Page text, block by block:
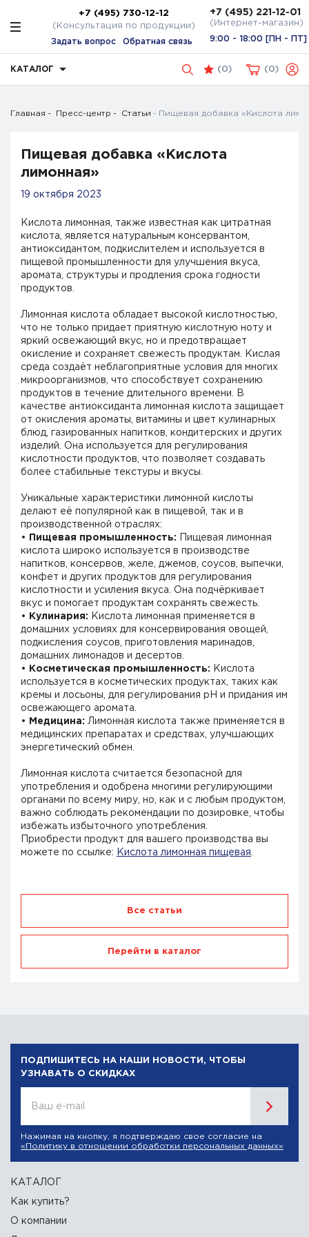
+7 (495) 730-12-12
(Консультация по продукции)
Задать вопрос Обратная связь
+7 (495) 221-12-01
(Интернет-магазин)
9:00 - 18:00 [ПН - ПТ]
КАТАЛОГ (0) 0
Главная Пресс-центр Статьи Пищевая добавка «Кислота
Пищевая добавка «Кислота
лимонная»
19 октября 2023
Кислота лимонная, также известная как цитратная
кислота, является натуральным консервантом,
антиоксидантом, подкислителем и используется в
пищевой промышленности для улучшения вкуса,
аромата, структуры и продления срока годности
продуктов.
Лимонная кислота обладает высокой кислотностью,
что не только придает приятную кислотную ноту и
яркий освежающий вкус, но и предотвращает
окисление и сохраняет свежесть продуктам. Кислая
среда создаёт неблагоприятные условия для многих
микроорганизмов, что способствует сохранению
продуктов в течение длительного времени. В
качестве антиоксиданта лимонная кислота защищает
от окисления ароматы, витамины и цвет кулинарных
блюд, газированных напитков, кондитерских и других
изделий. Она используется для регулирования
кислотности продуктов, что позволяет создавать
более стабильные текстуры и вкусы.
Уникальные характеристики лимонной кислоты
делают её популярной как в пищевой, так и в
производственной отраслях:
•
Пищевая промышленность: Пищевая лимонная
кислота широко используется в производстве
напитков, консервов, желе, джемов, соусов, выпечки,
конфет и других продуктов для регулирования
кислотности и усиления вкуса. Она подчёркивает
вкус и помогает продуктам сохранять свежесть.
•
Кулинария: Кислота лимонная применяется в
домашних условиях для консервирования овощей,
подкисления соусов, приготовления маринадов,
домашних лимонадов и десертов.
•
Косметическая промышленность: Кислота
используется в косметических продуктах, таких как
кремы и лосьоны, для регулирования pH и придания им
освежающего аромата.
•
Медицина: Лимонная кислота также применяется в
медицинских препаратах и средствах, улучшающих
энергетический обмен.
Лимонная кислота считается безопасной для
употребления и одобрена многими регулирующими
органами по всему миру, но, как и с любым продуктом,
важно соблюдать рекомендации по дозировке, чтобы
избежать избыточного употребления.
Приобрести продукт для вашего производства вы
можете по ссылке:
Кислота лимонная пищевая
Все статьи
Перейти в каталог
ПОДПИШИТЕСЬ НА НАШИ НОВОСТИ, ЧТОБЫ
УЗНАВАТЬ О СКИДКАХ
Ваш e-mail
Нажимая на кнопку, я подтверждаю свое согласие на
«Политику в отношении обработки персональных данных»
КАТАЛОГ
Как купить?
О компании